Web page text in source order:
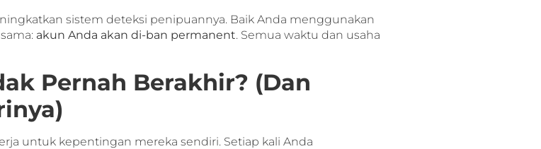
sistem deteksi penipuannya. Baik Anda menggunakan
akun Anda akan di-ban permanent. Semua waktu dan usaha
Pernah Berakhir? (Dan
untuk kepentingan mereka sendiri. Setiap kali Anda